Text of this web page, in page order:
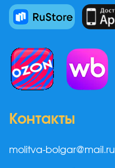
Контакты
molitva-bolgar@mail.ru